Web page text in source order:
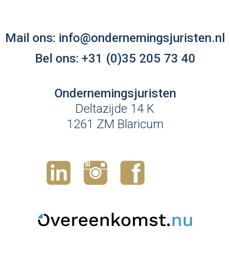
Mail ons: info@ondernemingsjuristen.nl
Bel ons: +31 (0)35 205 73 40
Ondernemingsjuristen
Deltazijde 14 K
1261 ZM Blaricum